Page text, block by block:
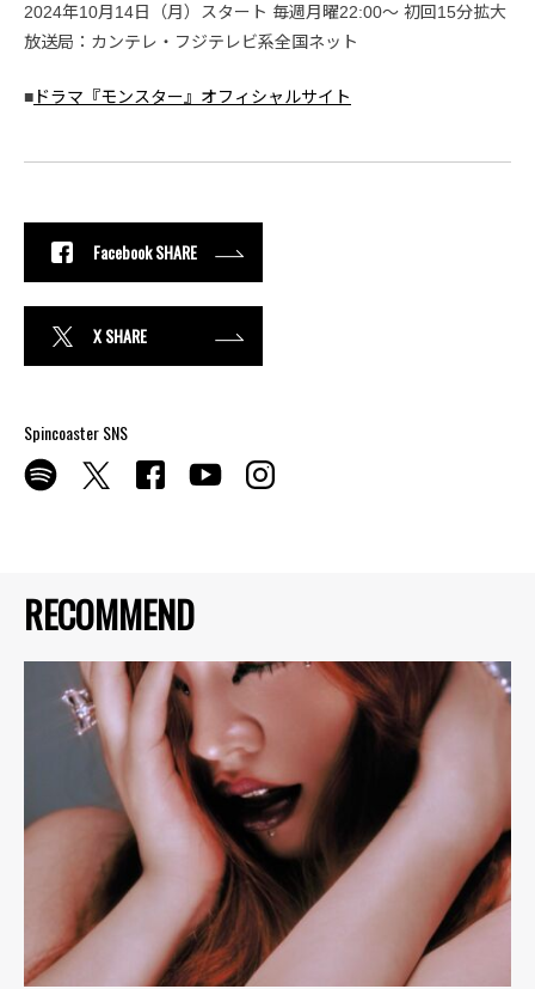
RECOMMEND
2024年10月14日（月）スタート 毎週月曜22:00〜 初回15分拡大
放送局：カンテレ・フジテレビ系全国ネット
■ ドラマ『モンスター』オフィシャルサイト
Facebook SHARE
X SHARE
Spincoaster SNS